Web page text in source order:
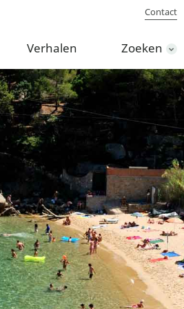
Verhalen Zoeken
Contact